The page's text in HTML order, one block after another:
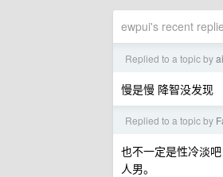
ewpui's recent
Replied to a topic by
慢是慢 降智没发现
Replied to a topic by
也不一定是性冷淡
人男。